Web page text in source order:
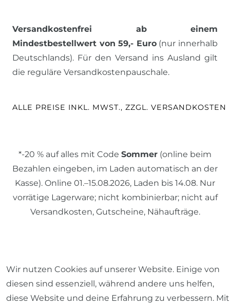
Versandkostenfrei ab einem
Mindestbestellwert von 59,- Euro(nur innerhalb
Deutschlands). Für den Versand ins Ausland gilt
die reguläre Versandkostenpauschale.
ALLE PREISE INKL. MWST., ZZGL. VERSANDKOSTEN
*-20 % auf alles mit Code Sommer (online beim
Bezahlen eingeben, im Laden automatisch an der
Kasse). Online 01.–15.08.2026, Laden bis 14.08. Nur
vorrätige Lagerware; nicht kombinierbar; nicht auf
Versandkosten, Gutscheine, Nähaufträge.
Wir nutzen Cookies auf unserer Website. Einige von
diesen sind essenziell, während andere uns helfen,
diese Website und deine Erfahrung zu verbessern. Mit